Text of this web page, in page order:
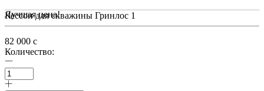
Лучшая цена!
Кессон для скважины Гринлос 1
82 000 c
Количество: